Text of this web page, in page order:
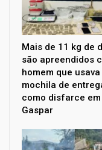
Mais de 11 kg de
são apreendidos
homem que usava
mochila de
como disfarce em
Gaspar